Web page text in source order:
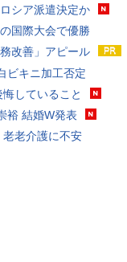
シア派遣決定か
国際大会で優勝
改善」アピール
ビキニ加工否定
していること
裕 結婚W発表
老介護に不安